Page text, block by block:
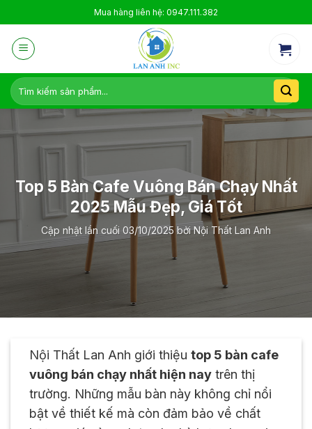
to
content
Mua hàng liên hệ: 0947.111.382
Tìm
kiếm:
Top 5 Bàn Cafe Vuông Bán Chạy Nhất
2025 Mẫu Đẹp, Giá Tốt
Cập nhật lần cuối 03/10/2025 bởiNội Thất Lan Anh
Nội Thất Lan Anh giới thiệu top 5 bàn cafe
vuông bán chạy nhất hiện nay trên thị
trường. Những mẫu bàn này không chỉ nổi
bật về thiết kế mà còn đảm bảo về chất